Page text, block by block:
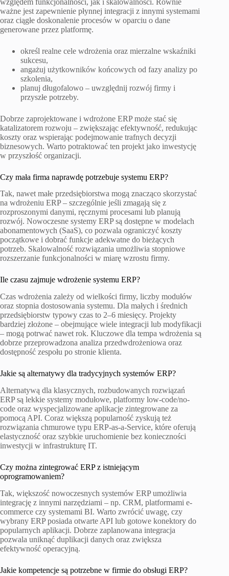
ważne jest zapewnienie płynnej integracji z innymi systemami
oraz ciągłe doskonalenie procesów w oparciu o dane
generowane przez platformę.
określ realne cele wdrożenia oraz mierzalne wskaźniki
sukcesu,
angażuj użytkowników końcowych od fazy analizy po
szkolenia,
planuj długofalowo – uwzględnij rozwój firmy i
przyszłe potrzeby.
Dobrze zaprojektowane i wdrożone ERP może stać się
katalizatorem rozwoju – zwiększając efektywność, redukując
koszty oraz wspierając podejmowanie trafnych decyzji
biznesowych. Warto potraktować ten projekt jako inwestycję
w przyszłość organizacji.
Czy mała firma naprawdę potrzebuje systemu ERP?
Tak, nawet małe przedsiębiorstwa mogą znacząco skorzystać
na wdrożeniu ERP – szczególnie jeśli zmagają się z
rozproszonymi danymi, ręcznymi procesami lub planują
rozwój. Nowoczesne systemy ERP są dostępne w modelach
abonamentowych (SaaS), co pozwala ograniczyć koszty
początkowe i dobrać funkcje adekwatne do bieżących
potrzeb. Skalowalność rozwiązania umożliwia stopniowe
rozszerzanie funkcjonalności w miarę wzrostu firmy.
Ile czasu zajmuje wdrożenie systemu ERP?
Czas wdrożenia zależy od wielkości firmy, liczby modułów
oraz stopnia dostosowania systemu. Dla małych i średnich
przedsiębiorstw typowy czas to 2–6 miesięcy. Projekty
bardziej złożone – obejmujące wiele integracji lub modyfikacji
– mogą potrwać nawet rok. Kluczowe dla tempa wdrożenia są
dobrze przeprowadzona analiza przedwdrożeniowa oraz
dostępność zespołu po stronie klienta.
Jakie są alternatywy dla tradycyjnych systemów ERP?
Alternatywą dla klasycznych, rozbudowanych rozwiązań
ERP są lekkie systemy modułowe, platformy low-code/no-
code oraz wyspecjalizowane aplikacje zintegrowane za
pomocą API. Coraz większą popularność zyskują też
rozwiązania chmurowe typu ERP-as-a-Service, które oferują
elastyczność oraz szybkie uruchomienie bez konieczności
inwestycji w infrastrukturę IT.
Czy można zintegrować ERP z istniejącym
oprogramowaniem?
Tak, większość nowoczesnych systemów ERP umożliwia
integrację z innymi narzędziami – np. CRM, platformami e-
commerce czy systemami BI. Warto zwrócić uwagę, czy
wybrany ERP posiada otwarte API lub gotowe konektory do
popularnych aplikacji. Dobrze zaplanowana integracja
pozwala uniknąć duplikacji danych oraz zwiększa
efektywność operacyjną.
Jakie kompetencje są potrzebne w firmie do obsługi ERP?